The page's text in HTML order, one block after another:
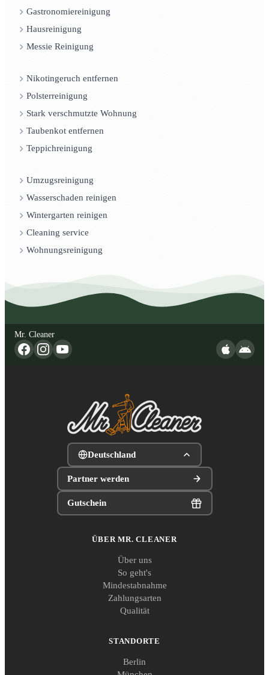
Gastronomiereinigung
Hausreinigung
Messie Reinigung
Nikotingeruch entfernen
Polsterreinigung
Stark verschmutzte Wohnung
Taubenkot entfernen
Teppichreinigung
Umzugsreinigung
Wasserschaden reinigen
Wintergarten reinigen
Cleaning service
Wohnungsreinigung
Mr. Cleaner
Deutschland
Partner werden
Gutschein
ÜBER MR. CLEANER
Über uns
So geht's
Mindestabnahme
Zahlungsarten
Qualität
STANDORTE
Berlin